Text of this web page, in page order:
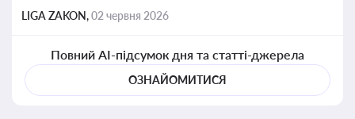
LIGA ZAKON,02 червня 2026
Повний AI-підсумок дня та статті-джерела
ОЗНАЙОМИТИСЯ